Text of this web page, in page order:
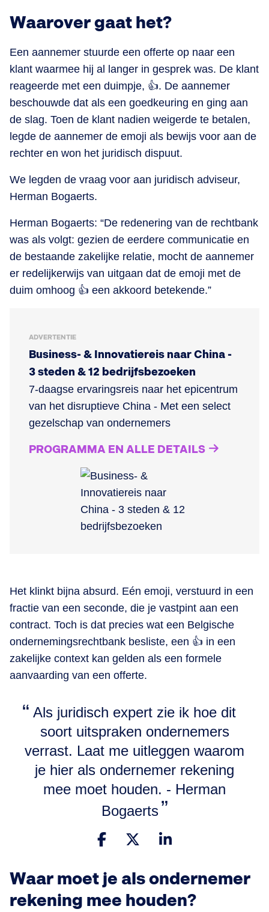
Waarover gaat het?
Een aannemer stuurde een offerte op naar een
klant waarmee hij al langer in gesprek was. De klant
reageerde met een duimpje, 👍. De aannemer
beschouwde dat als een goedkeuring en ging aan
de slag. Toen de klant nadien weigerde te betalen,
legde de aannemer de emoji als bewijs voor aan de
rechter en won het juridisch dispuut.
We legden de vraag voor aan juridisch adviseur,
Herman Bogaerts.
Herman Bogaerts: “De redenering van de rechtbank
was als volgt: gezien de eerdere communicatie en
de bestaande zakelijke relatie, mocht de aannemer
er redelijkerwijs van uitgaan dat de emoji met de
duim omhoog 👍 een akkoord betekende.”
ADVERTENTIE
Business- & Innovatiereis naar China -
3 steden & 12 bedrijfsbezoeken
7-daagse ervaringsreis naar het epicentrum
van het disruptieve China - Met een select
gezelschap van ondernemers
PROGRAMMA EN ALLE DETAILS
Het klinkt bijna absurd. Eén emoji, verstuurd in een
fractie van een seconde, die je vastpint aan een
contract. Toch is dat precies wat een Belgische
ondernemingsrechtbank besliste, een 👍 in een
zakelijke context kan gelden als een formele
aanvaarding van een offerte.
Als juridisch expert zie ik hoe dit
soort uitspraken ondernemers
verrast. Laat me uitleggen waarom
je hier als ondernemer rekening
mee moet houden. - Herman
Bogaerts
Waar moet je als ondernemer
rekening mee houden?